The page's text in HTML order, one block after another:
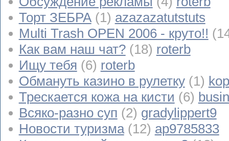
Торт ЗЕБРА (1) azazazatutstuts
Multi Trash OPEN 2006 - круто!!
Как вам наш чат? (18) roterb
Ищу тебя (6) roterb
Обмануть казино в рулетку (1)
Трескается кожа на кисти (6)
Всяко-разно суп (2) gradylippert9
Новости туризма (12) ap9785833